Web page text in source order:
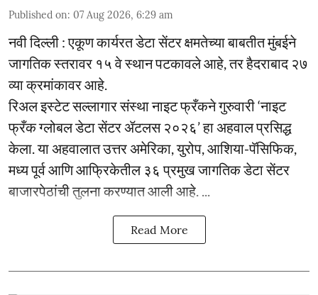
Published on: 07 Aug 2026, 6:29 am
नवी दिल्ली : एकूण कार्यरत डेटा सेंटर क्षमतेच्या बाबतीत मुंबईने
जागतिक स्तरावर १५ वे स्थान पटकावले आहे, तर हैदराबाद २७
व्या क्रमांकावर आहे.
रिअल इस्टेट सल्लागार संस्था नाइट फ्रँकने गुरुवारी ‘नाइट
फ्रँक ग्लोबल डेटा सेंटर ॲटलस २०२६’ हा अहवाल प्रसिद्ध
केला. या अहवालात उत्तर अमेरिका, युरोप, आशिया-पॅसिफिक,
मध्य पूर्व आणि आफ्रिकेतील ३६ प्रमुख जागतिक डेटा सेंटर
बाजारपेठांची तुलना करण्यात आली आहे. ...
Read More